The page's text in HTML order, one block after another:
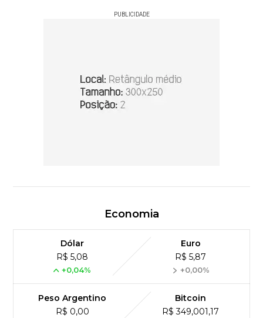
PUBLICIDADE
Economia
Dólar
R$ 5,08
+0,04%
Euro
R$ 5,87
+0,00%
Peso Argentino
R$ 0,00
Bitcoin
R$ 349,001,17